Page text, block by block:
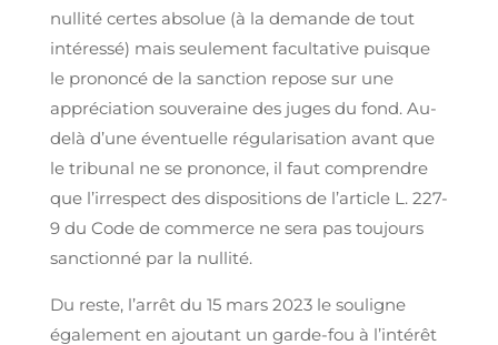
nullité certes absolue (à la demande de tout
intéressé) mais seulement facultative puisque
le prononcé de la sanction repose sur une
appréciation souveraine des juges du fond. Au-
delà d’une éventuelle régularisation avant que
le tribunal ne se prononce, il faut comprendre
que l’irrespect des dispositions de l’article L. 227-
9 du Code de commerce ne sera pas toujours
sanctionné par la nullité.
Du reste, l’arrêt du 15 mars 2023 le souligne
également en ajoutant un garde-fou à l’intérêt